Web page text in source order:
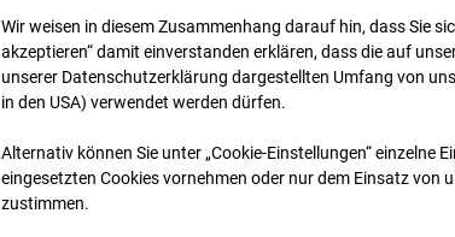
Wir weisen in diesem Zusammenhang darauf hin, dass Sie
akzeptieren“ damit ein­ver­standen erklären, dass die auf
unserer Datenschutzerklärung dargestellten Umfang von
in den USA) verwendet werden dürfen.
Alternativ können Sie unter „Cookie-Einstellungen“ einzelne
eingesetzten Cookies vornehmen oder nur dem Einsatz von
zustimmen.